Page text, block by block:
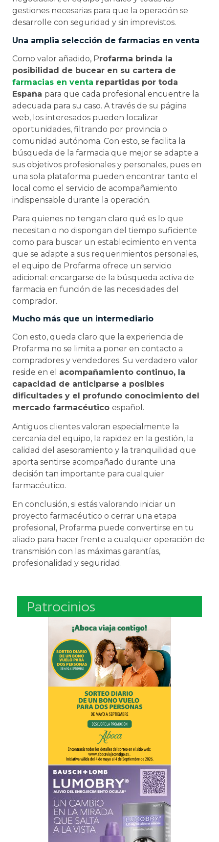
gestiones necesarias para que la operación se
desarrolle con seguridad y sin imprevistos.
Una amplia selección de farmacias en venta
Como valor añadido, Profarma brinda la
posibilidad de bucear en su cartera de
farmacias en venta repartidas por toda
España para que cada profesional encuentre la
adecuada para su caso. A través de su página
web, los interesados pueden localizar
oportunidades, filtrando por provincia o
comunidad autónoma. Con esto, se facilita la
búsqueda de la farmacia que mejor se adapte a
sus objetivos profesionales y personales, pues en
una sola plataforma pueden encontrar tanto el
local como el servicio de acompañamiento
indispensable durante la operación.
Para quienes no tengan claro qué es lo que
necesitan o no dispongan del tiempo suficiente
como para buscar un establecimiento en venta
que se adapte a sus requerimientos personales,
el equipo de Profarma ofrece un servicio
adicional: encargarse de la búsqueda activa de
farmacia en función de las necesidades del
comprador.
Mucho más que un intermediario
Con esto, queda claro que la experiencia de
Profarma no se limita a poner en contacto a
compradores y vendedores. Su verdadero valor
reside en el acompañamiento continuo, la
capacidad de anticiparse a posibles
dificultades y el profundo conocimiento del
mercado farmacéutico español.
Antiguos clientes valoran especialmente la
cercanía del equipo, la rapidez en la gestión, la
calidad del asesoramiento y la tranquilidad que
aporta sentirse acompañado durante una
decisión tan importante para cualquier
farmacéutico.
En conclusión, si estás valorando iniciar un
proyecto farmacéutico o cerrar una etapa
profesional, Profarma puede convertirse en tu
aliado para hacer frente a cualquier operación de
transmisión con las máximas garantías,
profesionalidad y seguridad.
Patrocinios